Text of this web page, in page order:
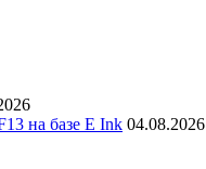
на базе E Ink 04.08.2026